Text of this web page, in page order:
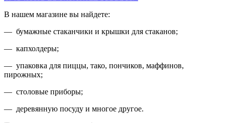
В нашем магазине вы найдете:
— бумажные стаканчики и крышки для стаканов;
— капхолдеры;
— упаковка для пиццы, тако, пончиков, маффинов,
пирожных;
— столовые приборы;
— деревянную посуду и многое другое.